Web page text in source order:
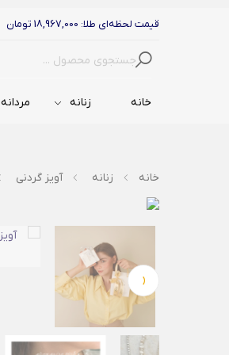
قیمت لحظه‌ای طلا: 18,967,000 تومان
جستجو
خانه زنانه مردانه
خانه زنانه آویز گردنی
‹